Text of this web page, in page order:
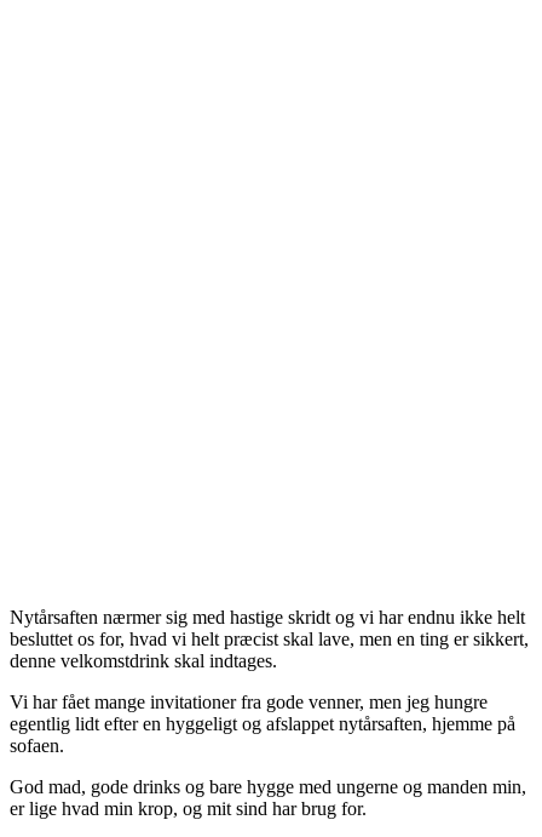
Nytårsaften nærmer sig med hastige skridt og vi har endnu ikke helt
besluttet os for, hvad vi helt præcist skal lave, men en ting er sikkert,
denne velkomstdrink skal indtages.
Vi har fået mange invitationer fra gode venner, men jeg hungre
egentlig lidt efter en hyggeligt og afslappet nytårsaften, hjemme på
sofaen.
God mad, gode drinks og bare hygge med ungerne og manden min,
er lige hvad min krop, og mit sind har brug for.